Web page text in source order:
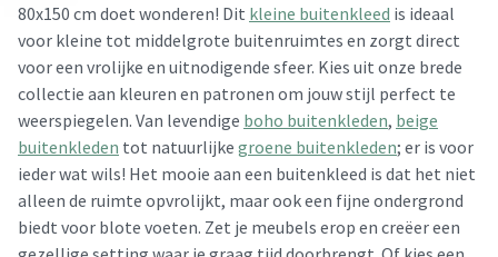
80x150 cm doet wonderen! Dit kleine buitenkleed is ideaal
voor kleine tot middelgrote buitenruimtes en zorgt direct
voor een vrolijke en uitnodigende sfeer. Kies uit onze brede
collectie aan kleuren en patronen om jouw stijl perfect te
weerspiegelen. Van levendige boho buitenkleden, beige
buitenkleden tot natuurlijke groene buitenkleden; er is voor
ieder wat wils! Het mooie aan een buitenkleed is dat het niet
alleen de ruimte opvrolijkt, maar ook een fijne ondergrond
biedt voor blote voeten. Zet je meubels erop en creëer een